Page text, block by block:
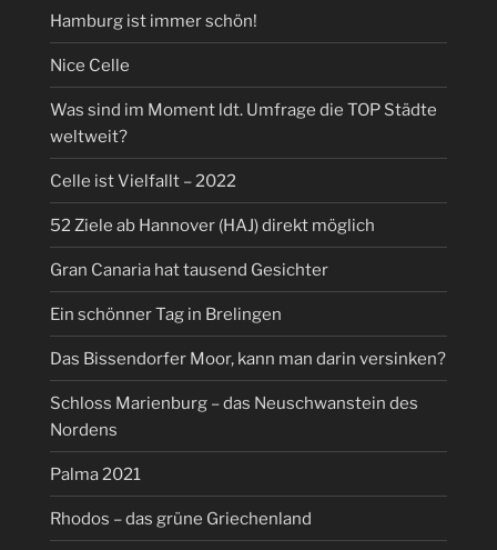
Hamburg ist immer schön!
Nice Celle
Was sind im Moment ldt. Umfrage die TOP Städte
weltweit?
Celle ist Vielfallt – 2022
52 Ziele ab Hannover (HAJ) direkt möglich
Gran Canaria hat tausend Gesichter
Ein schönner Tag in Brelingen
Das Bissendorfer Moor, kann man darin versinken?
Schloss Marienburg – das Neuschwanstein des
Nordens
Palma 2021
Rhodos – das grüne Griechenland